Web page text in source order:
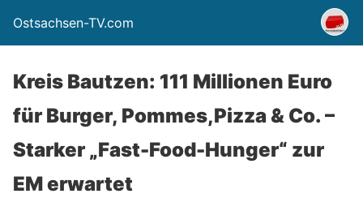
Ostsachsen-TV.com
Kreis Bautzen: 111 Millionen Euro
für Burger, Pommes,Pizza & Co. –
Starker „Fast-Food-Hunger“ zur
EM erwartet